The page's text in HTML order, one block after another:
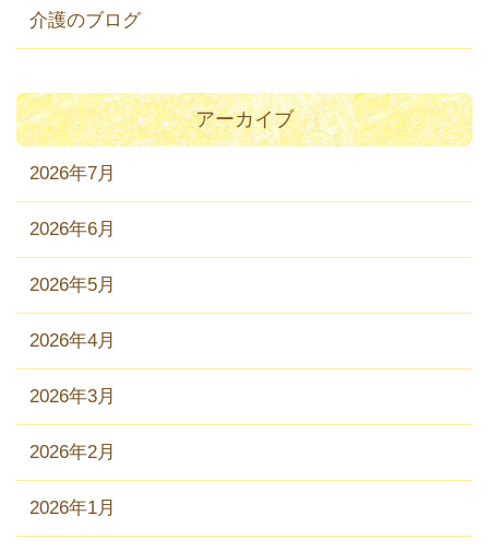
介護のブログ
アーカイブ
2026年7月
2026年6月
2026年5月
2026年4月
2026年3月
2026年2月
2026年1月